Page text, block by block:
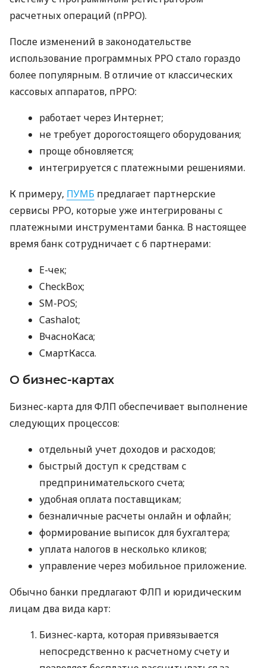
расчетных операций (пРРО).
После изменений в законодательстве
использование программных РРО стало гораздо
более популярным. В отличие от классических
кассовых аппаратов, пРРО:
работает через Интернет;
не требует дорогостоящего оборудования;
проще обновляется;
интегрируется с платежными решениями.
К примеру, ПУМБ предлагает партнерские
сервисы РРО, которые уже интегрированы с
платежными инструментами банка. В настоящее
время банк сотрудничает с 6 партнерами:
E-чек;
CheckBox;
SM-POS;
Cashalot;
ВчасноКаса;
СмартКасса.
О бизнес-картах
Бизнес-карта для ФЛП обеспечивает выполнение
следующих процессов:
отдельный учет доходов и расходов;
быстрый доступ к средствам с
предпринимательского счета;
удобная оплата поставщикам;
безналичные расчеты онлайн и офлайн;
формирование выписок для бухгалтера;
уплата налогов в несколько кликов;
управление через мобильное приложение.
Обычно банки предлагают ФЛП и юридическим
лицам два вида карт:
Бизнес-карта, которая привязывается
непосредственно к расчетному счету и